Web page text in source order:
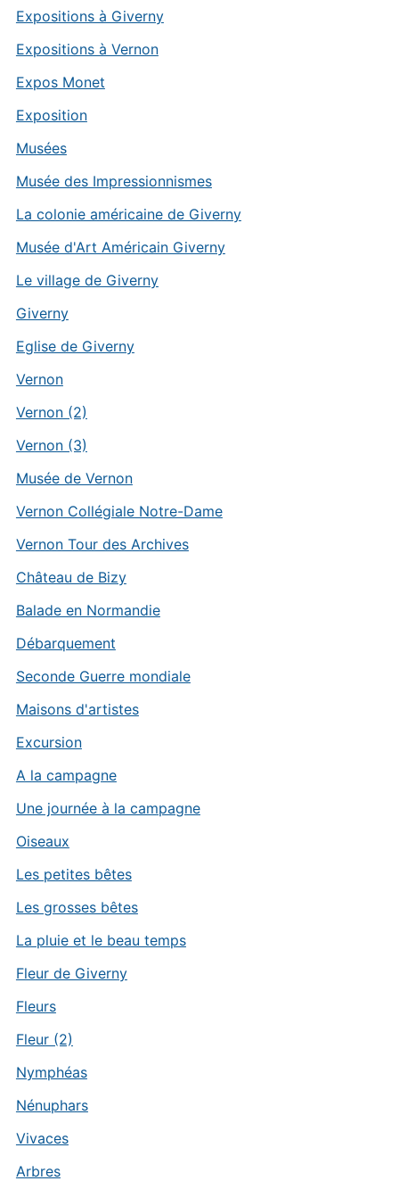
Expositions à Giverny
Expositions à Vernon
Expos Monet
Exposition
Musées
Musée des Impressionnismes
La colonie américaine de Giverny
Musée d'Art Américain Giverny
Le village de Giverny
Giverny
Eglise de Giverny
Vernon
Vernon (2)
Vernon (3)
Musée de Vernon
Vernon Collégiale Notre-Dame
Vernon Tour des Archives
Château de Bizy
Balade en Normandie
Débarquement
Seconde Guerre mondiale
Maisons d'artistes
Excursion
A la campagne
Une journée à la campagne
Oiseaux
Les petites bêtes
Les grosses bêtes
La pluie et le beau temps
Fleur de Giverny
Fleurs
Fleur (2)
Nymphéas
Nénuphars
Vivaces
Arbres